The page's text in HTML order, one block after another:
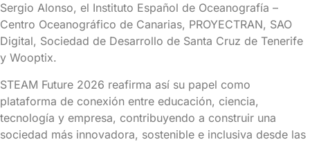
Sergio Alonso, el Instituto Español de Oceanografía –
Centro Oceanográfico de Canarias, PROYECTRAN, SAO
Digital, Sociedad de Desarrollo de Santa Cruz de Tenerife
y Wooptix.
STEAM Future 2026 reafirma así su papel como
plataforma de conexión entre educación, ciencia,
tecnología y empresa, contribuyendo a construir una
sociedad más innovadora, sostenible e inclusiva desde las